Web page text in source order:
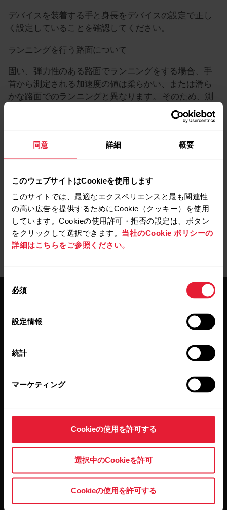
同意 詳細 概要
このウェブサイトはCookieを使用します
このサイトでは、最適なエクスペリエンスと最も関連性
の高い広告を提供するためにCookie（クッキー）を使用
しています。Cookieの使用許可・拒否の設定は、ボタン
をクリックして選択できます。 当社のCookie ポリシーの
詳細はこちらをご参照ください。
必須
設定情報
統計
マーケティング
Cookieの使用を許可する
選択中のCookieを許可
Cookieの使用を許可する
デバイスを装着する手と身長をデバイスの設定で正し
く設定していることを確認してください。
ランニングを行う路面について
固い、弾力性のある路面でランニングをする場合、手
首から測定される加速度の値は柔らかい、または滑ら
かな路面でのランニングと異なります。 そのため、測
と距離の読み取り値はGPS測定によるものほど正確で
はないことに注意してください。速度または距離の読
個人設定が正しいことを確認し、上記の要素が読み取
り値に影響することに注意してください。
最新情報をニュースレター